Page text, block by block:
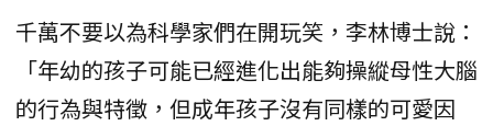
千萬不要以為科學家們在開玩笑，李林博士說：
「年幼的孩子可能已經進化出能夠操縱母性大腦
的行為與特徵，但成年孩子沒有同樣的可愛因